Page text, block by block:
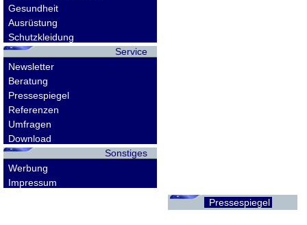
Gesundheit
Ausrüstung
Schutzkleidung
Service
Newsletter
Beratung
Pressespiegel
Referenzen
Umfragen
Download
Sonstiges
Werbung
Impressum
Pressespiegel